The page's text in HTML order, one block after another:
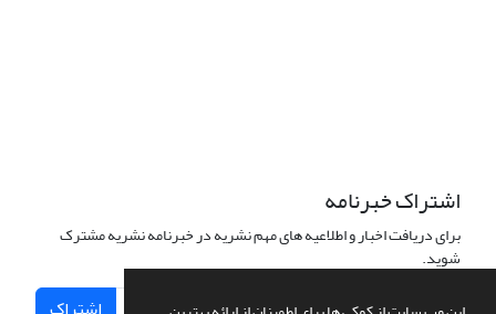
اشتراک خبرنامه
برای دریافت اخبار و اطلاعیه های مهم نشریه در خبرنامه نشریه مشترک
شوید.